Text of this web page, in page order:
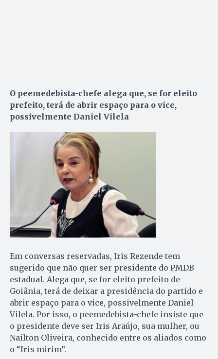
O peemedebista-chefe alega que, se for eleito
prefeito, terá de abrir espaço para o vice,
possivelmente Daniel Vilela
Em conversas reservadas, Iris Rezende tem
sugerido que não quer ser presidente do PMDB
estadual. Alega que, se for eleito prefeito de
Goiânia, terá de deixar a presidência do partido e
abrir espaço para o vice, possivelmente Daniel
Vilela. Por isso, o peemedebista-chefe insiste que
o presidente deve ser Iris Araújo, sua mulher, ou
Nailton Oliveira, conhecido entre os aliados como
o “Iris mirim”.